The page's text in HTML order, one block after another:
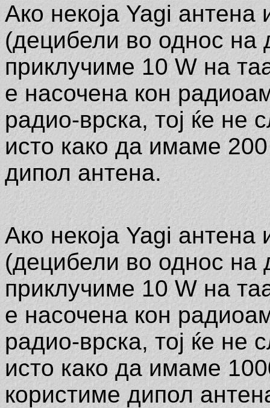
Ако некоја Yagi
(децибели во однос на
приклучиме 10 W на
е насочена кон
радио-врска, тој ќе не
исто како да имаме
дипол антена.
Ако некоја Yagi
(децибели во однос на
приклучиме 10 W на
е насочена кон
радио-врска, тој ќе не
исто како да имаме
користиме дипол